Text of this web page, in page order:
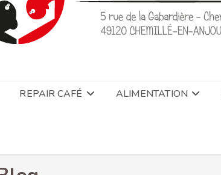
REPAIR CAFÉ ALIMENTATION